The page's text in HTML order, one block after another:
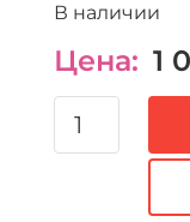
В наличии
Цена: 1